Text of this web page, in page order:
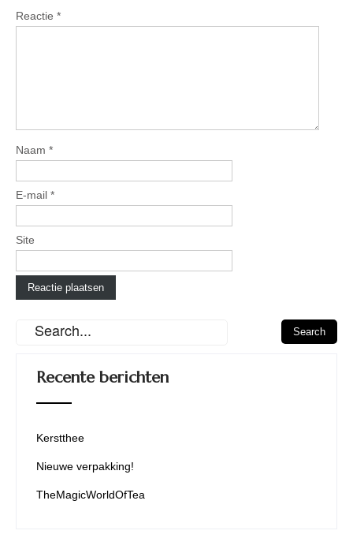
Reactie *
Naam *
E-mail *
Site
Recente berichten
Kerstthee
Nieuwe verpakking!
TheMagicWorldOfTea